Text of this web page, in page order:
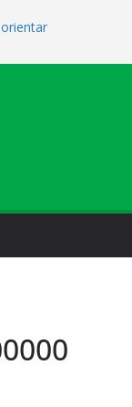
de